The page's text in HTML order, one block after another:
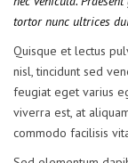
tortor nunc ultrices
Quisque et lectus
nisl, tincidunt sed
feugiat eget varius
viverra est, at
commodo facilisis